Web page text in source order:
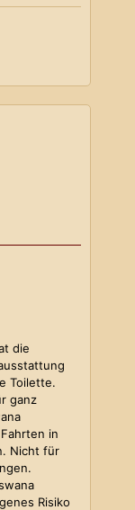
die
Toilette.
ganz
in
Nicht für
Risiko